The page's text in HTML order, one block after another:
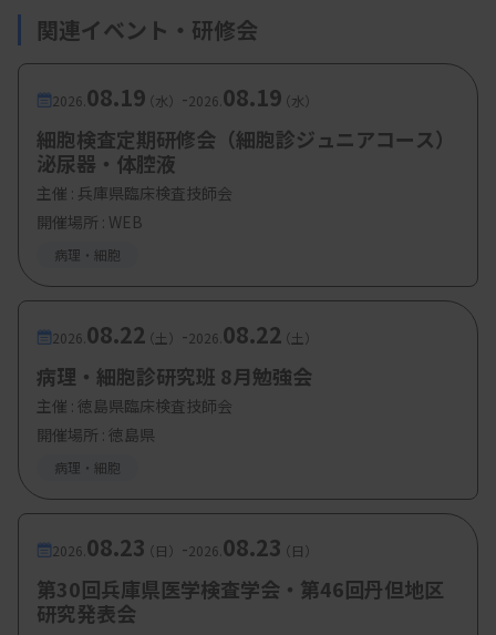
・対 象：日臨技会員、滋臨技会員、滋臨技賛助
会員、学生
関連イベント・研修会
2026. 08.19（水） -2026. 08.19（水）
細胞検査定期研修会（細胞診ジュニアコース）
泌尿器・体腔液
主催 : 兵庫県臨床検査技師会
開催場所 : WEB
病理・細胞
2026. 08.22（土） -2026. 08.22（土）
病理・細胞診研究班 8月勉強会
主催 : 徳島県臨床検査技師会
開催場所 : 徳島県
病理・細胞
2026. 08.23（日） -2026. 08.23（日）
第30回兵庫県医学検査学会・第46回丹但地区
研究発表会